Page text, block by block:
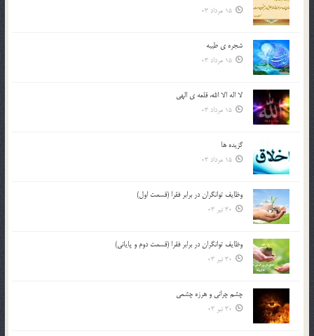
15 مرداد 03
شجره ي طيبه
15 مرداد 03
لا اله الا الله، قلعه ي الهي
15 مرداد 03
گزيده ها
15 مرداد 03
وظایف توانگران در برابر فقرا (قسمت اول)
30 تیر 03
وظایف توانگران در برابر فقرا (قسمت دوم و پایانی)
30 تیر 03
چشم ‏چرانى و هرزه‏ چشمى
30 تیر 03